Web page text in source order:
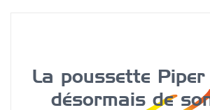
La poussette Piper
désormais de